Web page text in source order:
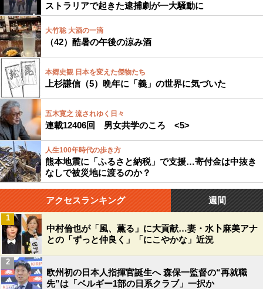
ストラリアで起きた逮捕劇が一大騒動に
大竹聡 大酒の一滴
（42）酷暑の午後の涼み酒
本郷史観 日本を変えた傑物たち
上杉謙信（5）晩年に「義」の世界に気づいた
五木寛之 流されゆく日々
連載12406回 男女共学のころ <5>
人生100年時代の歩き方
熊本地震に「ふるさと納税」で支援…寄付金は中抜き
なしで被災地に渡るのか？
アクセスランキング 週間
中村倫也が「風、薫る」に大貢献…妻・水卜麻美アナ
との「ずっと仲良く」「にこやかな」近況
1
欧州初の日本人指揮官誕生へ 森保一監督の“再就職
先”は「ベルギー1部の日系クラブ」一択か
2